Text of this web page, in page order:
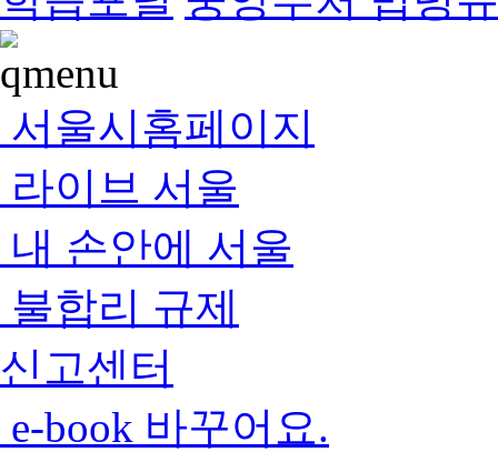
서울시홈페이지
라이브 서울
내 손안에 서울
불합리 규제
신고센터
e-book 바꾸어요.